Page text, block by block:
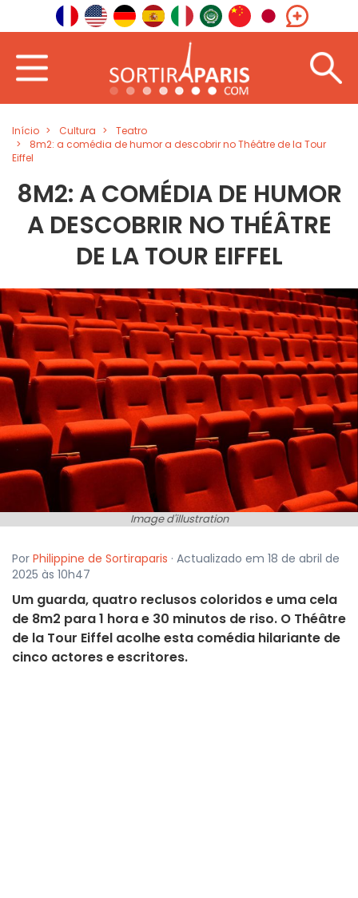
Início Cultura
Teatro
8m2: a comédia de humor a descobrir no Théâtre de la Tour
Eiffel
8M2: A COMÉDIA DE HUMOR
A DESCOBRIR NO THÉÂTRE
DE LA TOUR EIFFEL
Image d'illustration
Por Philippine de Sortiraparis · Actualizado em 18 de abril de
2025 às 10h47
Um guarda, quatro reclusos coloridos e uma cela
de 8m2 para 1 hora e 30 minutos de riso. O Théâtre
de la Tour Eiffel acolhe esta comédia hilariante de
cinco actores e escritores.